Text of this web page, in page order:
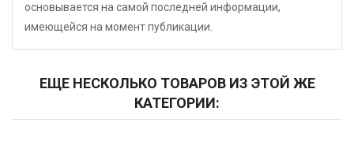
основывается на самой последней информации,
имеющейся на момент публикации.
ЕЩЕ НЕСКОЛЬКО ТОВАРОВ ИЗ ЭТОЙ ЖЕ
КАТЕГОРИИ: